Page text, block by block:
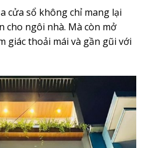
cửa sổ không chỉ mang lại
cho ngôi nhà. Mà còn mở
giác thoải mái và gần gũi với